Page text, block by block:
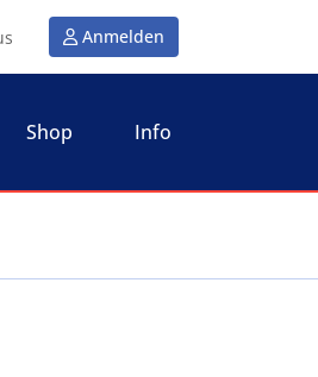
Anmelden
Shop Info